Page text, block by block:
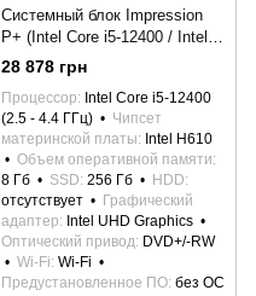
Системный блок Impression
P+ (Intel Core i5-12400 / Intel
H610 / DDR4 8Gb 3200 / SSD
256Gb /DVD+-RW / 400W / Wi-
Fi)
28 878 грн
Процессор Intel Core i5-12400
(2.5 - 4.4 ГГц)
Чипсет
материнской платы Intel H610
Объем оперативной памяти
8 Гб
SSD 256 Гб
HDD
отсутствует
Графический
адаптер Intel UHD Graphics
Оптический привод DVD+/-RW
Wi-Fi Wi-Fi
Предустановленное ПО без ОС